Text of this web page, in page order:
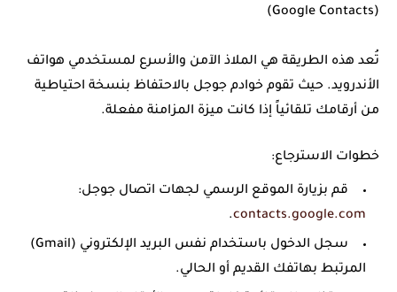
(Google Contacts)
تُعد هذه الطريقة هي الملاذ الآمن والأسرع لمستخدمي هواتف
الأندرويد. حيث تقوم خوادم جوجل بالاحتفاظ بنسخة احتياطية
من أرقامك تلقائياً إذا كانت ميزة المزامنة مفعلة.
خطوات الاسترجاع:
قم بزيارة الموقع الرسمي لجهات اتصال جوجل:
contacts.google.com
.
سجل الدخول باستخدام نفس البريد الإلكتروني (Gmail)
المرتبط بهاتفك القديم أو الحالي.